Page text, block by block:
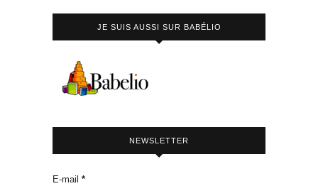
JE SUIS AUSSI SUR BABÉLIO
NEWSLETTER
E-mail *